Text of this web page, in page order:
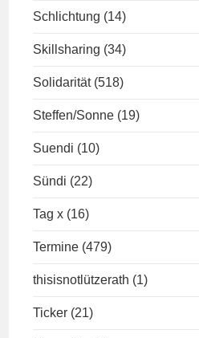
Schlichtung (14)
Skillsharing (34)
Solidarität (518)
Steffen/Sonne (19)
Suendi (10)
Sündi (22)
Tag x (16)
Termine (479)
thisisnotlützerath (1)
Ticker (21)